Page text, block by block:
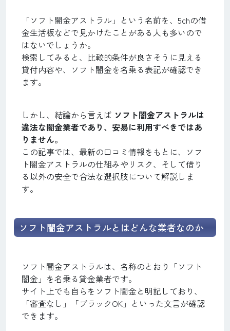
「ソフト闇金アストラル」という名前を、5chの借
金生活板などで見かけたことがある人も多いので
はないでしょうか。
検索してみると、比較的条件が良さそうに見える
貸付内容や、ソフト闇金を名乗る表記が確認でき
ます。
しかし、結論から言えば ソフト闇金アストラルは
違法な闇金業者であり、安易に利用すべきではあ
りません。
この記事では、最新の口コミ情報をもとに、ソフ
ト闇金アストラルの仕組みやリスク、そして借り
る以外の安全で合法な選択肢について解説しま
す。
ソフト闇金アストラルとはどんな業者なのか
ソフト闇金アストラルは、名称のとおり「ソフト
闇金」を名乗る貸金業者です。
サイト上でも自らをソフト闇金と明記しており、
「審査なし」「ブラックOK」といった文言が確認
できます。